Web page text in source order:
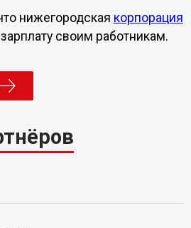
нижегородская корпорация
своим работникам.